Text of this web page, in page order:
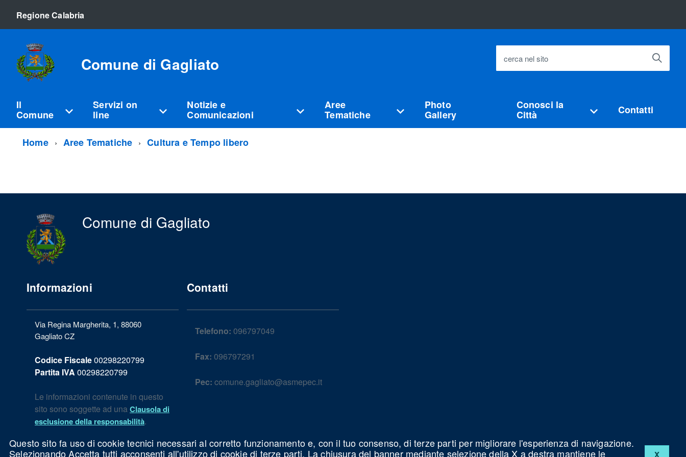
X
Questo sito fa uso di cookie tecnici necessari al corretto funzionamento e, con il tuo consenso, di terze parti per migliorare l'esperienza di navigazione.
Selezionando Accetta tutti acconsenti all'utilizzo di cookie di terze parti. La chiusura del banner mediante selezione della X a destra mantiene le
Regione Calabria
Comune di Gagliato cerca nel sito
Il
Comune
Servizi on
line
Notizie e
Comunicazioni
Aree
Tematiche
Photo
Gallery
Conosci la
Città Contatti
Home Aree Tematiche Cultura e Tempo libero
Comune di Gagliato
Informazioni
Via Regina Margherita, 1, 88060
Gagliato CZ
Codice Fiscale00298220799
Partita IVA 00298220799
Le informazioni contenute in questo
sito sono soggette ad unaClausola di
esclusione della responsabilità.
Contatti
Telefono: 096797049
Fax: 096797291
Pec: comune.gagliato@asmepec.it